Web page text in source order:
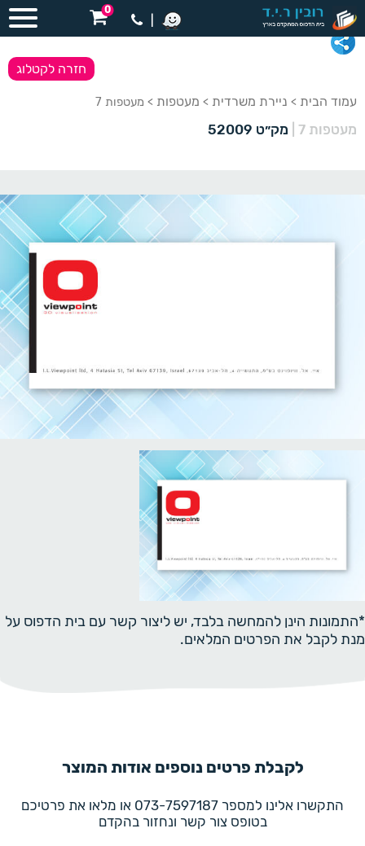
0
עמוד הבית > ניירת משרדית > מעטפות > מעטפות 7
מעטפות 7 מק״ט 52009
חזרה לקטלוג
*התמונות הינן להמחשה בלבד, יש ליצור קשר עם בית הדפוס על
מנת לקבל את הפרטים המלאים.
לקבלת פרטים נוספים אודות המוצר
התקשרו אלינו למספר 073-7597187 או מלאו את פרטיכם
בטופס צור קשר ונחזור בהקדם